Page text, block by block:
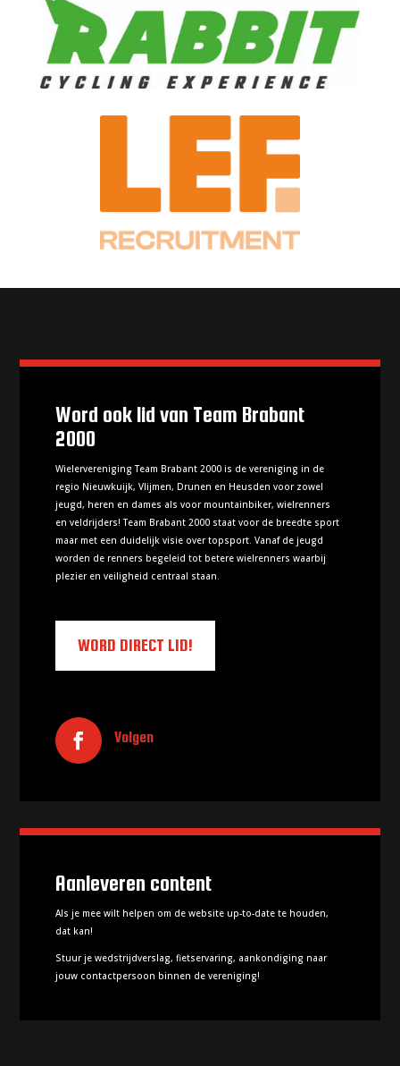
Word ook lid van Team Brabant
2000
Wielervereniging Team Brabant 2000 is de vereniging in de
regio Nieuwkuijk, Vlijmen, Drunen en Heusden voor zowel
jeugd, heren en dames als voor mountainbiker, wielrenners
en veldrijders! Team Brabant 2000 staat voor de breedte sport
maar met een duidelijk visie over topsport. Vanaf de jeugd
worden de renners begeleid tot betere wielrenners waarbij
plezier en veiligheid centraal staan.
WORD DIRECT LID!
Volgen
Aanleveren content
Als je mee wilt helpen om de website up-to-date te houden,
dat kan!
Stuur je wedstrijdverslag, fietservaring, aankondiging naar
jouw contactpersoon binnen de vereniging!